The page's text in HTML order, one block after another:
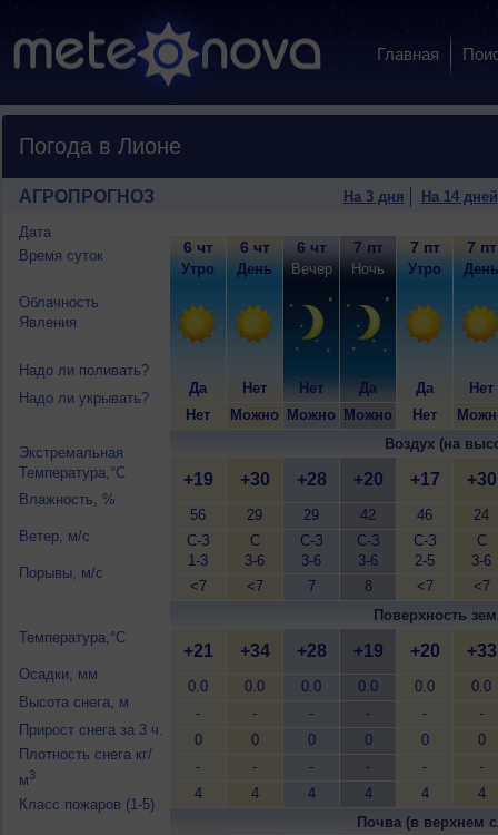
Главная
Погода в Лионе
АГРОПРОГНОЗ На 3 дня На 14 дней
Дата
Время суток
Облачность
Явления
Надо ли поливать?
Надо ли укрывать?
Экстремальная
Температура,°C
Влажность, %
Ветер, м/с
Порывы, м/с
Температура,°C
Осадки, мм
Высота снега, м
Прирост снега за 3 ч.
Плотность снега кг/
м3
Класс пожаров (1-5)
6 чт
Утро
Да
Нет
6 чт
День
Нет
Можно
6 чт
Вечер
Нет
Можно
7 пт
Ночь
Да
Можно
7 пт
Утро
Да
Нет
7 пт
День
Нет
Воздух (на
+19
56
С-З
1-3
<7
+30
29
С
3-6
<7
+28
29
С-З
3-6
7
+20
42
С-З
3-6
8
+17
46
С-З
2-5
<7
+30
24
С
3-6
<7
Поверхность
+21
0.0
-
0
-
4
+34
0.0
-
0
-
4
+28
0.0
-
0
-
4
+19
0.0
-
0
-
4
+20
0.0
-
0
-
4
+33
0.0
-
0
-
4
Почва (в верхнем